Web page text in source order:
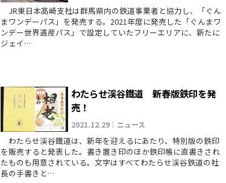
JR東日本高崎支社は群馬県内の鉄道事業者と協力し、「ぐん
まワンデーパス」を発売する。2021年度に発売した「ぐんまワ
ンデー世界遺産パス」で設定していたフリーエリアに、新たに
ジェイ…
わたらせ渓谷鐡道 新春版鉄印を発
売！
2021.12.29｜ニュース
わたらせ渓谷鐡道は、新年を迎えるにあたり、特別版の鉄印
を販売すると発表した。書き置き印のほか鉄印帳に直書きされ
たものも用意されている。文字はすべてわたらせ渓谷鉄道の社
長の手書きと…